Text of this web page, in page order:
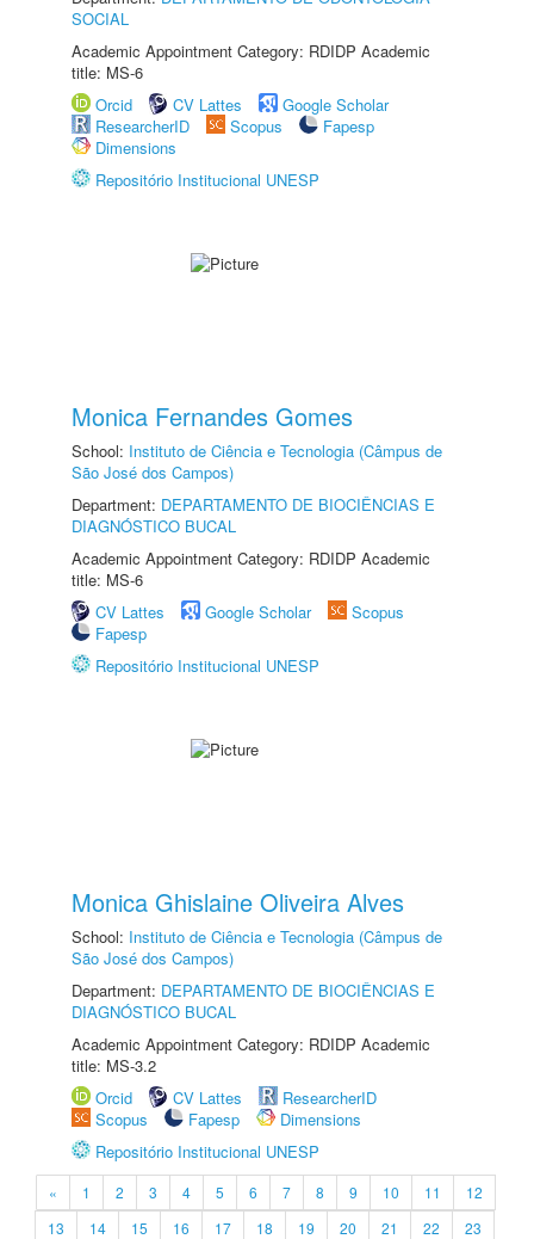
SOCIAL
Academic Appointment Category: RDIDP Academic
title: MS-6
Orcid
CV Lattes
Google Scholar
ResearcherID
Scopus
Fapesp
Dimensions
Repositório Institucional UNESP
Monica Fernandes Gomes
School: Instituto de Ciência e Tecnologia (Câmpus de
São José dos Campos)
Department: DEPARTAMENTO DE BIOCIÊNCIAS E
DIAGNÓSTICO BUCAL
Academic Appointment Category: RDIDP Academic
title: MS-6
CV Lattes
Google Scholar
Scopus
Fapesp
Repositório Institucional UNESP
Monica Ghislaine Oliveira Alves
School: Instituto de Ciência e Tecnologia (Câmpus de
São José dos Campos)
Department: DEPARTAMENTO DE BIOCIÊNCIAS E
DIAGNÓSTICO BUCAL
Academic Appointment Category: RDIDP Academic
title: MS-3.2
Orcid
CV Lattes
ResearcherID
Scopus
Fapesp
Dimensions
Repositório Institucional UNESP
« 1 2 3 4 5 6 7 8 9 10 11
12
13
14 15 16 17 18 19 20 21 22
23